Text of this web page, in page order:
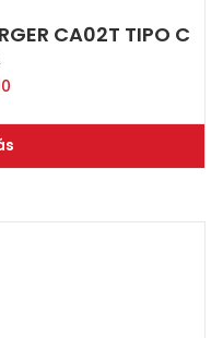
CA02T TIPO C